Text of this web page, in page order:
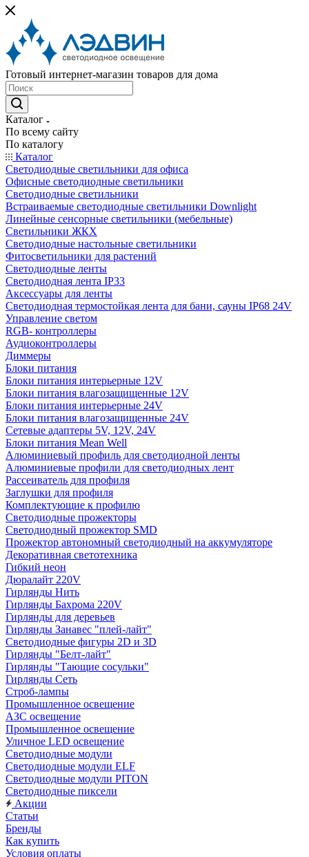
Готовый интернет-магазин товаров для дома
Каталог
По всему сайту
По каталогу
Каталог
Светодиодные светильники для офиса
Офисные светодиодные светильники
Светодиодные светильники
Встраиваемые светодиодные светильники Downlight
Линейные сенсорные светильники (мебельные)
Светильники ЖКХ
Светодиодные настольные светильники
Фитосветильники для растений
Светодиодные ленты
Светодиодная лента IP33
Аксессуары для ленты
Светодиодная термостойкая лента для бани, сауны IP68 24V
Управление светом
RGB- контроллеры
Аудиоконтроллеры
Диммеры
Блоки питания
Блоки питания интерьерные 12V
Блоки питания влагозащищенные 12V
Блоки питания интерьерные 24V
Блоки питания влагозащищенные 24V
Сетевые адаптеры 5V, 12V, 24V
Блоки питания Mean Well
Алюминиевый профиль для светодиодной ленты
Алюминиевые профили для светодиодных лент
Рассеиватель для профиля
Заглушки для профиля
Комплектующие к профилю
Светодиодные прожекторы
Светодиодный прожектор SMD
Прожектор автономный светодиодный на аккумуляторе
Декоративная светотехника
Гибкий неон
Дюралайт 220V
Гирлянды Нить
Гирлянды Бахрома 220V
Гирлянды для деревьев
Гирлянды Занавес "плей-лайт"
Светодиодные фигуры 2D и 3D
Гирлянды "Белт-лайт"
Гирлянды "Тающие сосульки"
Гирлянды Сеть
Строб-лампы
Промышленное освещение
АЗС освещение
Промышленное освещение
Уличное LED освещение
Светодиодные модули
Светодиодные модули ELF
Светодиодные модули PITON
Светодиодные пиксели
Акции
Статьи
Бренды
Как купить
Условия оплаты